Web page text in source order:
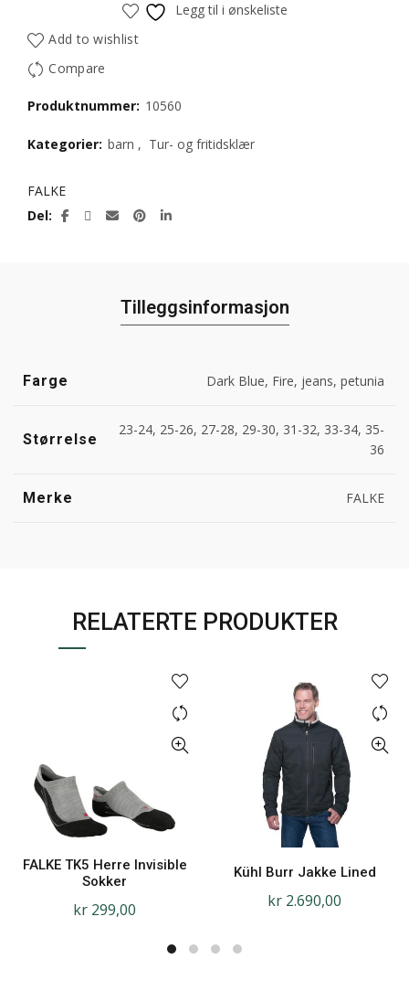
Legg til i ønskeliste
Add to wishlist
Compare
Produktnummer: 10560
Kategorier: barn , Tur- og fritidsklær
FALKE
Del
Tilleggsinformasjon
Farge Dark Blue, Fire, jeans, petunia
Størrelse
23-24, 25-26, 27-28, 29-30, 31-32, 33-34, 35-
36
Merke FALKE
RELATERTE PRODUKTER
FALKE TK5 Herre Invisible
Sokker
kr 299,00
Kühl Burr Jakke Lined
kr 2.690,00